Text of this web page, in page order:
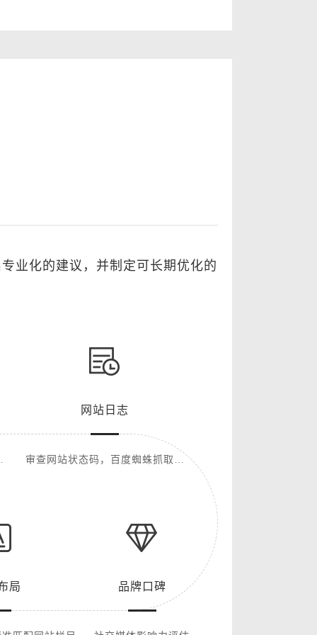
业化的建议，并制定可长期优化的
网站日志
审查网站状态码，百度蜘蛛抓取频
局 品牌口碑